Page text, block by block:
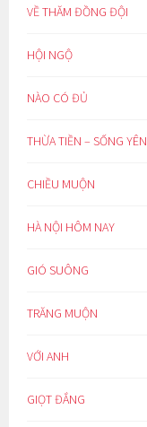
VỀ THĂM ĐỒNG ĐỘI
HỘI NGỘ
NÀO CÓ ĐỦ
THỪA TIỀN – SỐNG YÊN
CHIỀU MUỘN
HÀ NỘI HÔM NAY
GIÓ SUÔNG
TRĂNG MUỘN
VỚI ANH
GIỌT ĐẮNG